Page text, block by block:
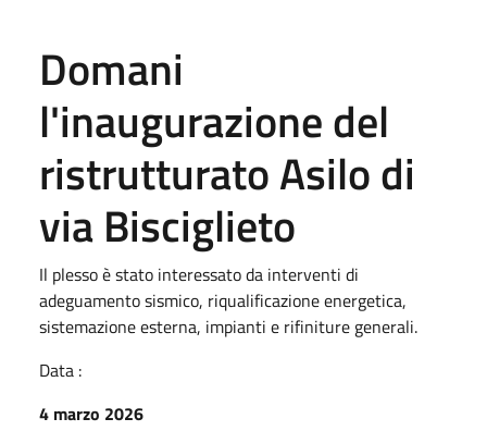
Domani
l'inaugurazione del
ristrutturato Asilo di
via Bisciglieto
Il plesso è stato interessato da interventi di
adeguamento sismico, riqualificazione energetica,
sistemazione esterna, impianti e rifiniture generali.
Data :
4 marzo 2026